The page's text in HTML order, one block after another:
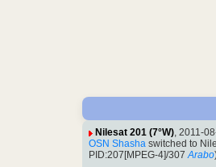
Nilesat 201 (7°W), 2011-
OSN Shasha switched to
PID:207[MPEG-4]/307 Arabo